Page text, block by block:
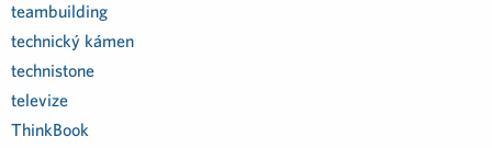
teambuilding
technický kámen
technistone
televize
ThinkBook